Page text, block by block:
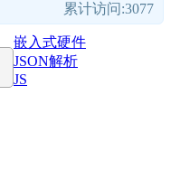
累计访问:3077
嵌入式硬件
JSON解析
JS